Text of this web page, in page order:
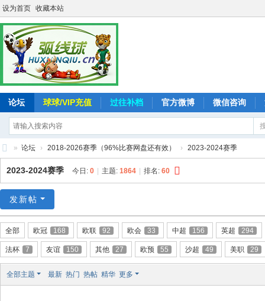
设为首页 收藏本站
论坛 球球/VIP充值 过往补档 官方微博 微信咨询
弧
线
-
追
求
致
» 论坛 › 2018-2026赛季（96%比赛网盘还有效） › 2023-2024赛季
2023-2024赛季 今日: 0 主题: 1864 排名: 60
发新帖
全部 欧冠 168 欧联 92 欧会 33 中超 156 英超 294
法杯 7 友谊 150 其他 27 欧预 55 沙超 49 美职 29
全部主题 最新 热门 热帖 精华 更多